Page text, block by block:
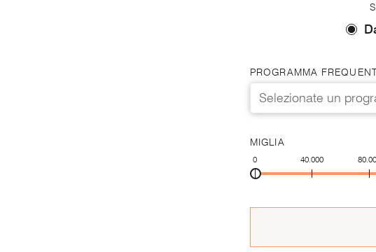
PROGRAMMA
Selezionate un
MIGLIA
0 40.000